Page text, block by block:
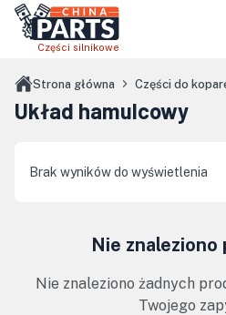
Przejdź do treści głównej
Części silnikowe
Strona główna Części do
Układ hamulcowy
Brak wyników do wyświetlenia
Nie
Nie znaleziono żadnych
Twojego